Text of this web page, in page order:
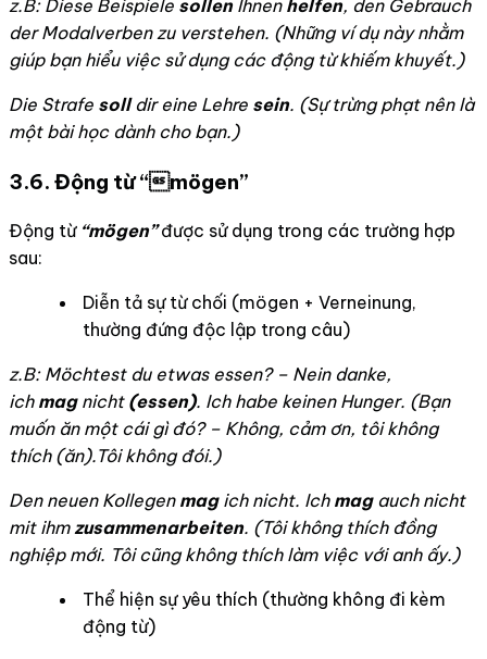
z.B: Diese Beispiele sollenIhnen helfen, den Gebrauch
der Modalverben zu verstehen. (Những ví dụ này nhằm
giúp bạn hiểu việc sử dụng các động từ khiếm khuyết.)
Die Strafe solldir eine Lehre sein. (Sự trừng phạt nên là
một bài học dành cho bạn.)
3.6. Động từ “ mögen”
Động từ“mögen”được sử dụng trong các trường hợp
sau:
Diễn tả sự từ chối (mögen + Verneinung,
thường đứng độc lập trong câu)
z.B: Möchtest du etwas essen? – Nein danke,
ich magnicht (essen). Ich habe keinen Hunger. (Bạn
muốn ăn một cái gì đó? – Không, cảm ơn, tôi không
thích (ăn).Tôi không đói.)
Den neuen Kollegen magich nicht. Ich magauch nicht
mit ihmzusammenarbeiten. (Tôi không thích đồng
nghiệp mới. Tôi cũng không thích làm việc với anh ấy.)
Thể hiện sự yêu thích (thường không đi kèm
động từ)